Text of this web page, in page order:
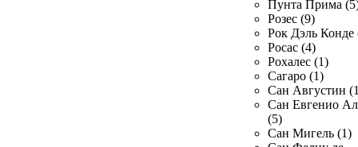
Пунта Прима
Розес (9)
Рок Дэль Конде
Росас (4)
Рохалес (1)
Сагаро (1)
Сан Августин
Сан Евгенио
(5)
Сан Мигель (1)